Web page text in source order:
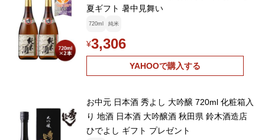
夏ギフト 暑中見舞い
720ml 純米
¥3,306
YAHOOで購入する
お中元 日本酒 秀よし 大吟醸 720ml 化粧箱入
り 地酒 日本酒 大吟醸酒 秋田県 鈴木酒造店
ひでよし ギフト プレゼント